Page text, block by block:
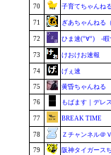
70 子育てちゃんねる
71 ぎあちゃんねる（
72 ひま速(°∀°) -暇
73 けおけお速報
74 げぇ速
75 黄昏ちゃんねる
76 もばます｜デレ
77 BREAK TIME
78 Ｚチャンネル＠
79 阪神タイガース